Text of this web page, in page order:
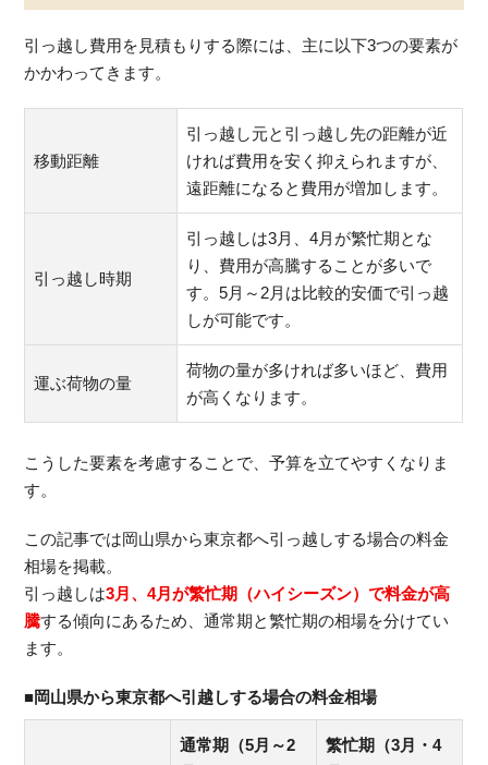
引っ越し費用を見積もりする際には、主に以下3つの要素が
かかわってきます。
移動距離
引っ越し元と引っ越し先の距離が近
ければ費用を安く抑えられますが、
遠距離になると費用が増加します。
引っ越し時期
引っ越しは3月、4月が繁忙期とな
り、費用が高騰することが多いで
す。5月～2月は比較的安価で引っ越
しが可能です。
運ぶ荷物の量
荷物の量が多ければ多いほど、費用
が高くなります。
こうした要素を考慮することで、予算を立てやすくなりま
す。
この記事では岡山県から東京都へ引っ越しする場合の料金
相場を掲載。
引っ越しは3月、4月が繁忙期（ハイシーズン）で料金が高
騰する傾向にあるため、通常期と繁忙期の相場を分けてい
ます。
■岡山県から東京都へ引越しする場合の料金相場
通常期（5月～2
繁忙期（3月・4